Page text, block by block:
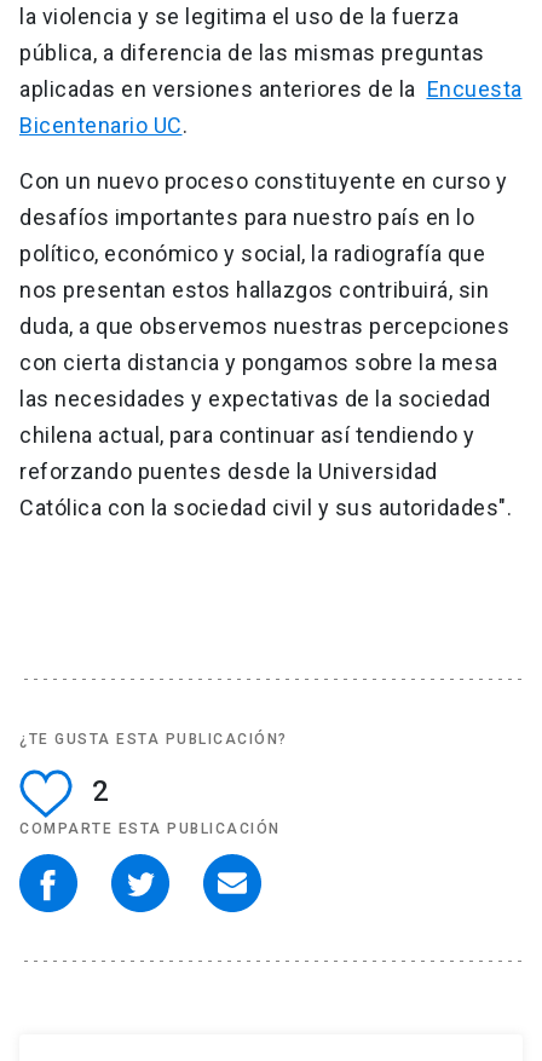
la violencia y se legitima el uso de la fuerza
pública, a diferencia de las mismas preguntas
aplicadas en versiones anteriores de la Encuesta
Bicentenario UC.
Con un nuevo proceso constituyente en curso y
desafíos importantes para nuestro país en lo
político, económico y social, la radiografía que
nos presentan estos hallazgos contribuirá, sin
duda, a que observemos nuestras percepciones
con cierta distancia y pongamos sobre la mesa
las necesidades y expectativas de la sociedad
chilena actual, para continuar así tendiendo y
reforzando puentes desde la Universidad
Católica con la sociedad civil y sus autoridades".
¿TE GUSTA ESTA PUBLICACIÓN?
2
COMPARTE ESTA PUBLICACIÓN